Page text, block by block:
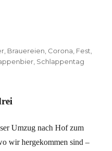
Brauereien Corona Fest
Schlappentag
Umzug nach Hof zum
wir hergekommen sind –